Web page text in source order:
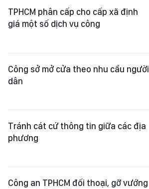
TPHCM phân cấp cho cấp xã định
giá một số dịch vụ công
Công sở mở cửa theo nhu cầu người
dân
Tránh cát cứ thông tin giữa các địa
phương
Công an TPHCM đối thoại, gỡ vướng